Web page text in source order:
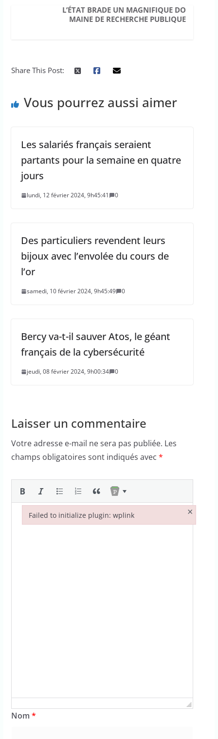
L’ÉTAT BRADE UN MAGNIFIQUE DO
MAINE DE RECHERCHE PUBLIQUE
Share This Post:
Vous pourrez aussi aimer
Les salariés français seraient
partants pour la semaine en quatre
jours
lundi, 12 février 2024, 9h45:41 0
Des particuliers revendent leurs
bijoux avec l’envolée du cours de
l’or
samedi, 10 février 2024, 9h45:49 0
Bercy va-t-il sauver Atos, le géant
français de la cybersécurité
jeudi, 08 février 2024, 9h00:34 0
Laisser un commentaire
Votre adresse e-mail ne sera pas publiée. Les
champs obligatoires sont indiqués avec *
Nom *
Failed to initialize plugin: wplink ×
Failed to initialize plugin: wplink